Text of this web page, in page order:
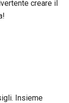
creare il
Insieme